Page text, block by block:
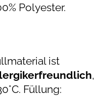
Polyester.
ist
,
Füllung: